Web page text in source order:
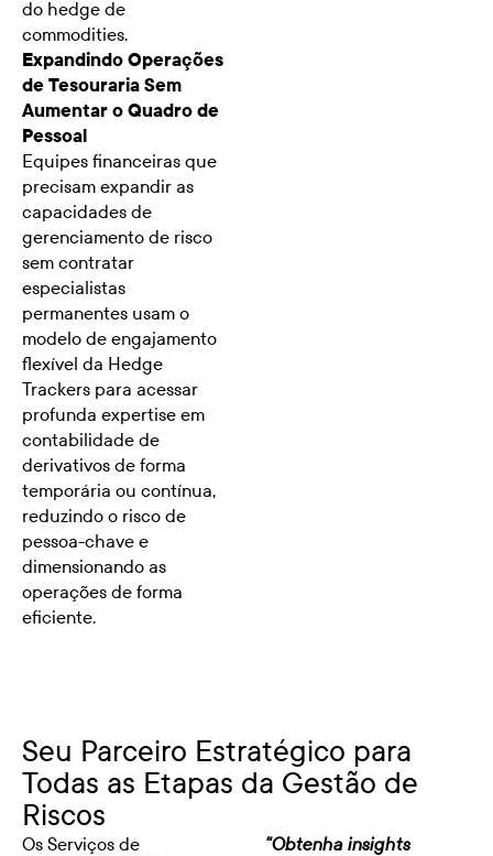
do hedge de
commodities.
Expandindo Operações
de Tesouraria Sem
Aumentar o Quadro de
Pessoal
Equipes financeiras que
precisam expandir as
capacidades de
gerenciamento de risco
sem contratar
especialistas
permanentes usam o
modelo de engajamento
flexível da Hedge
Trackers para acessar
profunda expertise em
contabilidade de
derivativos de forma
temporária ou contínua,
reduzindo o risco de
pessoa-chave e
dimensionando as
operações de forma
eficiente.
Seu Parceiro Estratégico para
Todas as Etapas da Gestão de
Riscos
Os Serviços de
"Obtenha insights